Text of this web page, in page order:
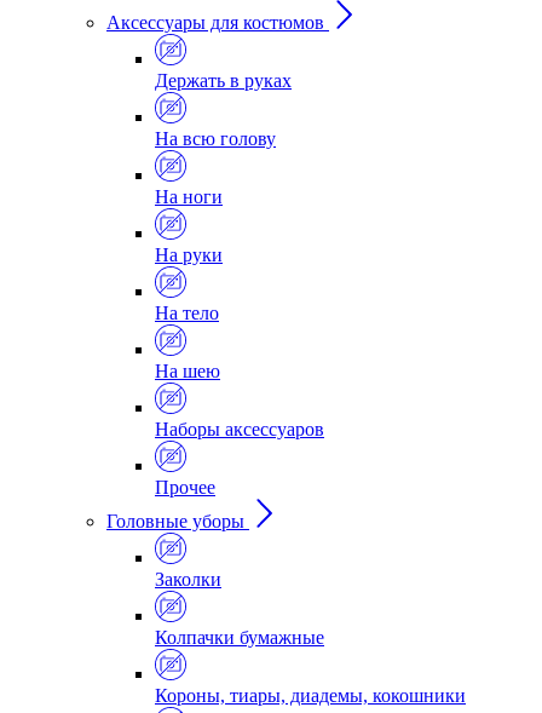
Аксессуары для костюмов
Держать в руках
На всю голову
На ноги
На руки
На тело
На шею
Наборы аксессуаров
Прочее
Головные уборы
Заколки
Колпачки бумажные
Короны, тиары, диадемы, кокошники